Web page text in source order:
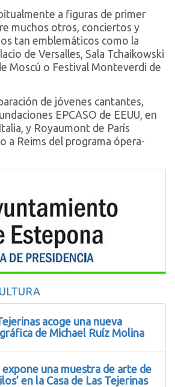
a figuras de primer
muchos otros, conciertos y
tan emblemáticos como la
de Versalles, Sala Tchaikowski
Moscú o Festival Monteverdi de
de jóvenes cantantes,
EPCASO de EEUU, en
y Royaumont de París
a Reims del programa ópera-
acoge una nueva
de Michael Ruíz Molina
una muestra de arte de
en la Casa de Las Tejerinas